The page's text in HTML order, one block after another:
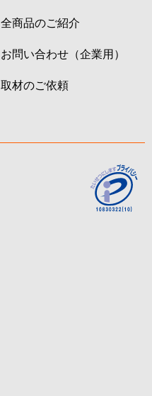
全商品のご紹介
お問い合わせ（企業用）
取材のご依頼